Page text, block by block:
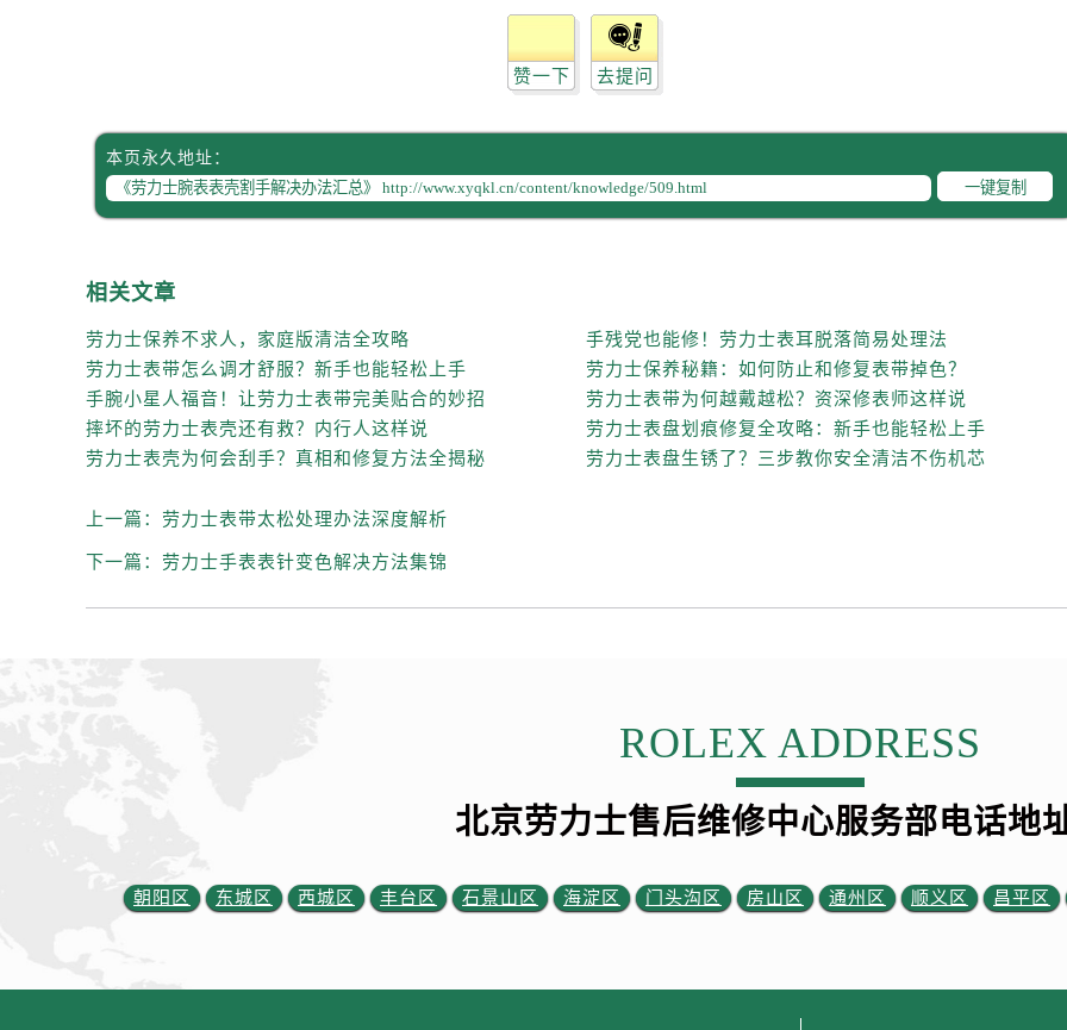
辽宁省朝阳市双塔区新华路劳力士售后服务中心（需提前预约）
辽宁省丹东市振兴区七经街劳力士售后服务中心（需提前预约）
辽宁省葫芦岛市连山区中央路劳力士售后服务中心（需提前预约）
辽宁省锦州市古塔区中央大街劳力士售后服务中心（需提前预约）
辽宁省营口市站前区市府路与渤海大街交叉口劳力士售后服务中心（需提前预约）
辽宁省沈阳市沈河区中街路137号亨得利名表维修授权店1楼劳力士售后服务中心（需提前预约）
辽宁省沈阳市沈河区中街路83号亨得利名表维修授权店1楼劳力士售后服务中心（需提前预约）
北京市朝阳区建国门外大街甲6号华熙国际中心D座11层1102室劳力士售后服务中心（需提前预约）
河北省保定市竞秀区朝阳北大街北国先天下劳力士售后服务中心（需提前预约）
内蒙古自治区巴彦淖尔市临河区新华街劳力士售后服务中心（需提前预约）
内蒙古自治区包头市青山区幸福路甲3号王府井百货名表维修劳力士售后服务中心（需提前预约）
内蒙古自治区通辽市科尔沁区明仁大街劳力士售后服务中心（需提前预约）
内蒙古自治区乌海市海勃湾区人民南路劳力士售后服务中心（需提前预约）
内蒙古自治区乌兰察布市集宁区恩和大街劳力士售后服务中心（需提前预约）
内蒙古自治区锡林郭勒盟市锡林浩特市光明街与额尔敦路交叉口劳力士售后服务中心（需提前预约）
山西省大同市平城区迎宾街劳力士售后服务中心（需提前预约）
赞一下 去提问
本页永久地址：
一键复制
相关文章
劳力士保养不求人，家庭版清洁全攻略
手残党也能修！劳力士表耳脱落简易处理法
劳力士表带怎么调才舒服？新手也能轻松上手
劳力士保养秘籍：如何防止和修复表带掉色？
手腕小星人福音！让劳力士表带完美贴合的妙招
劳力士表带为何越戴越松？资深修表师这样说
摔坏的劳力士表壳还有救？内行人这样说
劳力士表盘划痕修复全攻略：新手也能轻松上手
劳力士表壳为何会刮手？真相和修复方法全揭秘
劳力士表盘生锈了？三步教你安全清洁不伤机芯
上一篇： 劳力士表带太松处理办法深度解析
下一篇： 劳力士手表表针变色解决方法集锦
ROLEX ADDRESS
北京劳力士售后维修中心服务部电话地
朝阳区 东城区 西城区 丰台区 石景山区 海淀区 门头沟区 房山区 通州区 顺义区 昌平区